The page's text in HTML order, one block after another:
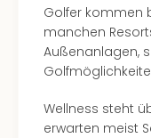
Golfer kommen
manchen
Außenanlagen,
Wellness steht
erwarten meist